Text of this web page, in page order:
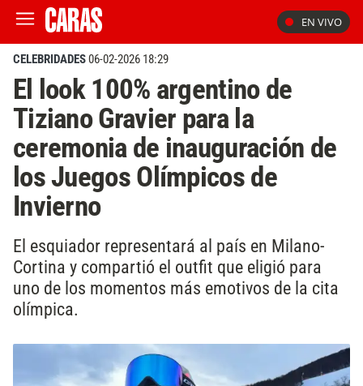
EN VIVO
CELEBRIDADES06-02-2026 18:29
El look 100% argentino de
Tiziano Gravier para la
ceremonia de inauguración de
los Juegos Olímpicos de
Invierno
El esquiador representará al país en Milano-
Cortina y compartió el outfit que eligió para
uno de los momentos más emotivos de la cita
olímpica.